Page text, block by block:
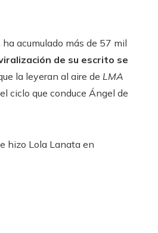
acumulado más de 57 mil
de su escrito se
la leyeran al aire de LMA
ciclo que conduce Ángel de